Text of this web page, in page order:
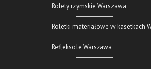
Rolety rzymskie Warszawa
Roletki materiałowe w kasetkach
Refleksole Warszawa